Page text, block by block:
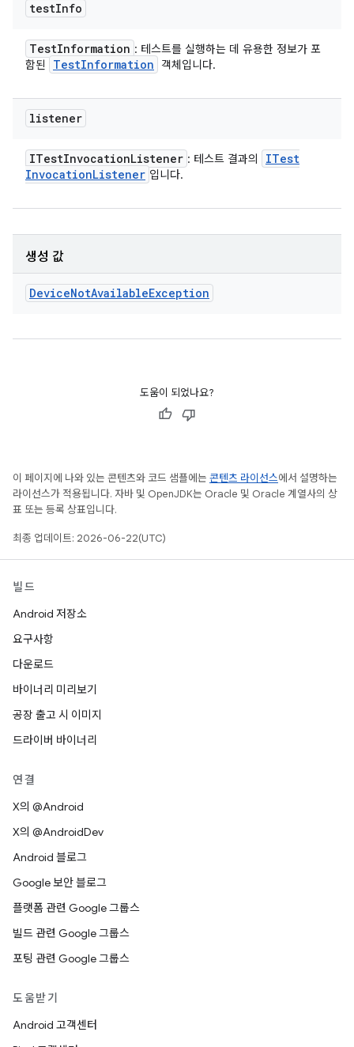
testInfo
TestInformation : 테스트를 실행하는 데 유용한 정보가 포
함된
TestInformation 객체입니다.
listener
ITestInvocationListener : 테스트 결과의
ITest
InvocationListener 입니다.
생성 값
DeviceNotAvailableException
도움이 되었나요?
이 페이지에 나와 있는 콘텐츠와 코드 샘플에는 콘텐츠 라이선스에서 설명하는
라이선스가 적용됩니다. 자바 및 OpenJDK는 Oracle 및 Oracle 계열사의 상
표 또는 등록 상표입니다.
최종 업데이트: 2026-06-22(UTC)
빌드
Android 저장소
요구사항
다운로드
바이너리 미리보기
공장 출고 시 이미지
드라이버 바이너리
연결
X의 @Android
X의 @AndroidDev
Android 블로그
Google 보안 블로그
플랫폼 관련 Google 그룹스
빌드 관련 Google 그룹스
포팅 관련 Google 그룹스
도움받기
Android 고객센터